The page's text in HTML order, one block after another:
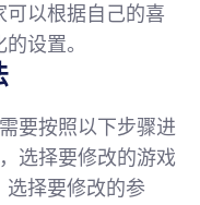
以根据自己的喜
设置。
要按照以下步骤进
选择要修改的游戏
选择要修改的参